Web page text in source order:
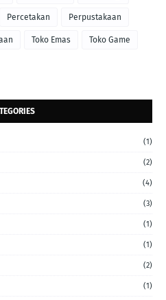
Percetakan Perpustakaan
Toko Emas Toko Game
(1)
(2)
(4)
(3)
(1)
(1)
(2)
(1)